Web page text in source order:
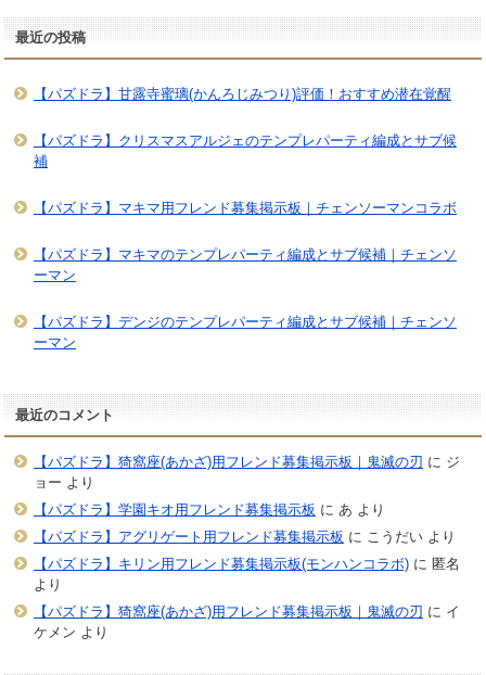
最近の投稿
【パズドラ】甘露寺蜜璃(かんろじみつり)評価！おすすめ潜在覚醒
【パズドラ】クリスマスアルジェのテンプレパーティ編成とサブ候
補
【パズドラ】マキマ用フレンド募集掲示板｜チェンソーマンコラボ
【パズドラ】マキマのテンプレパーティ編成とサブ候補｜チェンソ
ーマン
【パズドラ】デンジのテンプレパーティ編成とサブ候補｜チェンソ
ーマン
最近のコメント
【パズドラ】猗窩座(あかざ)用フレンド募集掲示板｜鬼滅の刃 に ジ
ョー より
【パズドラ】学園キオ用フレンド募集掲示板 に あ より
【パズドラ】アグリゲート用フレンド募集掲示板 に こうだいより
【パズドラ】キリン用フレンド募集掲示板(モンハンコラボ)に 匿名
より
【パズドラ】猗窩座(あかざ)用フレンド募集掲示板｜鬼滅の刃 に イ
ケメン より